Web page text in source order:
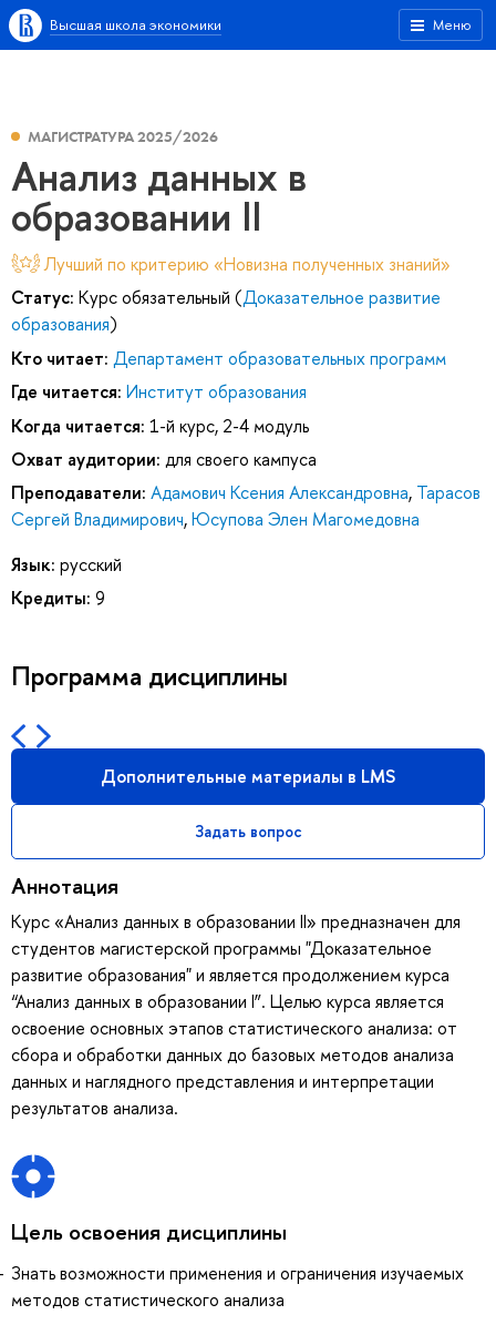
Меню
Высшая школа экономики
МАГИСТРАТУРА 2025/2026
Анализ данных в
образовании II
Лучший по критерию «Новизна полученных знаний»
Статус: Курс обязательный (Доказательное развитие
образования)
Кто читает: Департамент образовательных программ
Где читается: Институт образования
Когда читается: 1-й курс, 2-4 модуль
Охват аудитории: для своего кампуса
Преподаватели: Адамович Ксения Александровна, Тарасов
Сергей Владимирович,Юсупова Элен Магомедовна
Язык: русский
Кредиты: 9
Программа дисциплины
Дополнительные материалы в LMS
Задать вопрос
Аннотация
Курс «Анализ данных в образовании II» предназначен для
студентов магистерской программы "Доказательное
развитие образования" и является продолжением курса
“Анализ данных в образовании I”. Целью курса является
освоение основных этапов статистического анализа: от
сбора и обработки данных до базовых методов анализа
данных и наглядного представления и интерпретации
результатов анализа.
Цель освоения дисциплины
Знать возможности применения и ограничения изучаемых
методов статистического анализа